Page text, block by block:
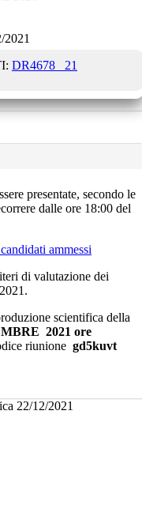
2021
DR4678 _21
presentate, secondo le
dalle ore 18:00 del
ammessi
di valutazione dei
scientifica della
2021 ore
riunione gd5kuvt
22/12/2021